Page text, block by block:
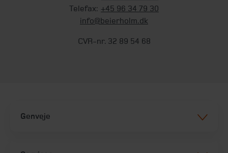
Telefax: +45 96 34 79 30
info@beierholm.dk
CVR-nr. 32 89 54 68
Genveje